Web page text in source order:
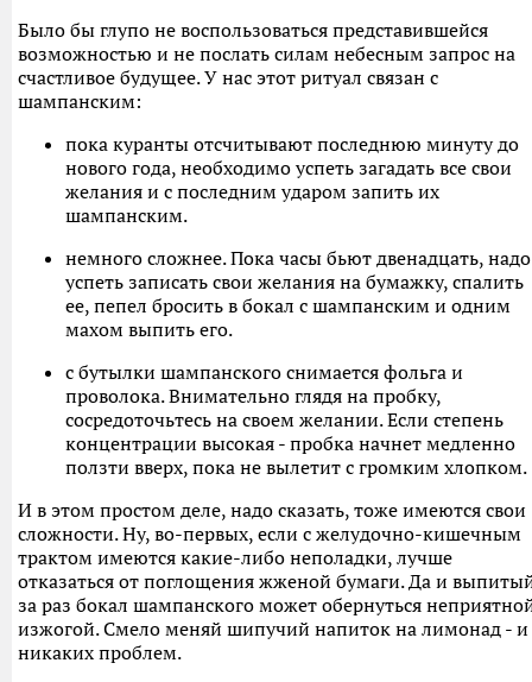
Было бы глупо не воспользоваться представившейся
возможностью и не послать силам небесным запрос на
счастливое будущее. У нас этот ритуал связан с
шампанским:
пока куранты отсчитывают последнюю минуту до
нового года, необходимо успеть загадать все свои
желания и с последним ударом запить их
шампанским.
немного сложнее. Пока часы бьют двенадцать, надо
успеть записать свои желания на бумажку, спалить
ее, пепел бросить в бокал с шампанским и одним
махом выпить его.
с бутылки шампанского снимается фольга и
проволока. Внимательно глядя на пробку,
сосредоточьтесь на своем желании. Если степень
концентрации высокая - пробка начнет медленно
ползти вверх, пока не вылетит с громким хлопком.
И в этом простом деле, надо сказать, тоже имеются свои
сложности. Ну, во-первых, если с желудочно-кишечным
трактом имеются какие-либо неполадки, лучше
отказаться от поглощения жженой бумаги. Да и
за раз бокал шампанского может обернуться
изжогой. Смело меняй шипучий напиток на лимонад - и
никаких проблем.